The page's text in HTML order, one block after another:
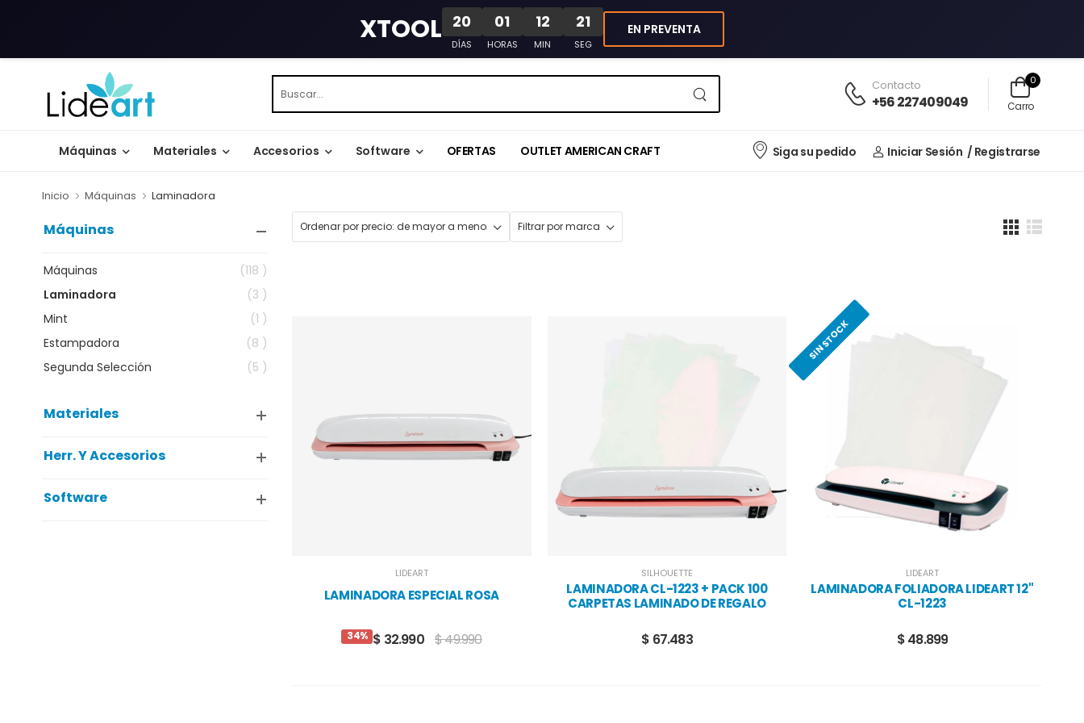
XTOOL 20
DÍAS
01
HORAS
12
MIN
20
SEG
EN PREVENTA
Contacto
+56 227409049
0
Carro
Máquinas Materiales Accesorios Software OFERTAS OUTLET AMERICAN CRAFT Siga su pedido Iniciar Sesión / Registrarse
Inicio Máquinas Laminadora
Máquinas
Máquinas
(118 )
Laminadora
(3 )
Mint
(1 )
Estampadora
(8 )
Segunda Selección
(5 )
Materiales
Herr. Y Accesorios
Software
LIDEART
LAMINADORA ESPECIAL ROSA
34% $ 32.990 $ 49.990
SILHOUETTE
LAMINADORA CL-1223 + PACK 100
CARPETAS LAMINADO DE REGALO
$ 67.483
SIN STOCK
LIDEART
LAMINADORA FOLIADORA LIDEART 12''
CL-1223
$ 48.899